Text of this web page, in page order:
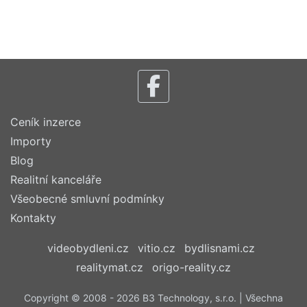
Ceník inzerce
Importy
Blog
Realitní kanceláře
Všeobecné smluvní podmínky
Kontakty
videobydleni.cz vitio.cz
bydlisnami.cz
realitymat.cz
origo-reality.cz
Copyright © 2008 - 2026 B3 Technology, s.r.o. | Všechna